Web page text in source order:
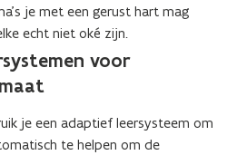
je met een gerust hart mag
echt niet oké zijn.
voor
je een adaptief leersysteem om
te helpen om de